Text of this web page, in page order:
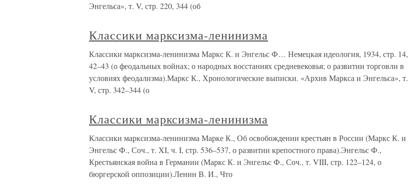
Энгельса», т. V, стр. 220, 344 (об
Классики марксизма-ленинизма
Классики марксизма-ленинизма Маркс К. и Энгельс Ф… Немецкая идеология, 1934, стр. 14,
42–43 (о феодальных войнах; о народных восстаниях средневековья; о развитии торговли в
условиях феодализма).Маркс К., Хронологические выписки. «Архив Маркса и Энгельса», т.
V, стр. 342–344 (о
Классики марксизма-ленинизма
Классики марксизма-ленинизма Марке К., Об освобождении крестьян в России (Маркс К. и
Энгельс Ф., Соч., т. XI, ч. I, стр. 536–537, о развитии крепостного права).Энгельс Ф.,
Крестьянская война в Германии (Маркс К. и Энгельс Ф., Соч., т. VIII, стр. 122–124, о
бюргерской оппозиции).Ленин В. И., Что